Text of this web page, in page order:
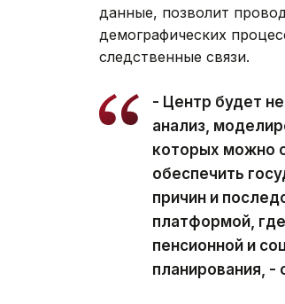
данные, позволит
демографических
следственные связи.
- Центр будет
анализ,
которых можно
обеспечить
причин и
платформой,
пенсионной и
планирования, -